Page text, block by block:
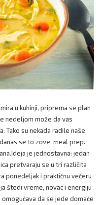
u kuhinji, priprema se plan
nedeljom može da vas
Tako su nekada radile naše
se to zove meal prep.
je jednostavna: jedan
pretvaraju se u tri različita
ponedeljak i praktičnu večeru
štedi vreme, novac i energiju
da se jede domaće